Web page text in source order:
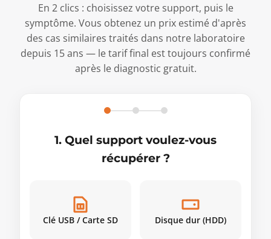
En 2 clics : choisissez votre support, puis le
symptôme. Vous obtenez un prix estimé d'après
des cas similaires traités dans notre laboratoire
depuis 15 ans — le tarif final est toujours confirmé
après le diagnostic gratuit.
1. Quel support voulez-vous
récupérer ?
Clé USB / Carte SD Disque dur (HDD)